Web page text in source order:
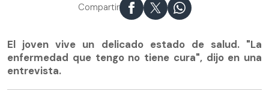
Compartir
El joven vive un delicado estado de salud. "La
enfermedad que tengo no tiene cura", dijo en una
entrevista.